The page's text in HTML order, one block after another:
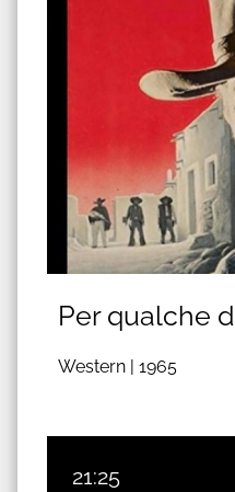
Per qualche
Western | 1965
21:25